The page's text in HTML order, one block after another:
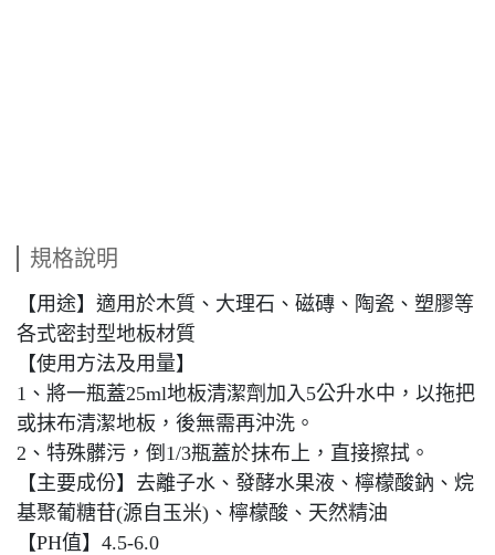
規格說明
【用途】適用於木質、大理石、磁磚、陶瓷、塑膠等
各式密封型地板材質
【使用方法及用量】
1、將一瓶蓋25ml地板清潔劑加入5公升水中，以拖把
或抹布清潔地板，後無需再沖洗。
2、特殊髒污，倒1/3瓶蓋於抹布上，直接擦拭。
【主要成份】去離子水、發酵水果液、檸檬酸鈉、烷
基聚葡糖苷(源自玉米)、檸檬酸、天然精油
【PH值】4.5-6.0